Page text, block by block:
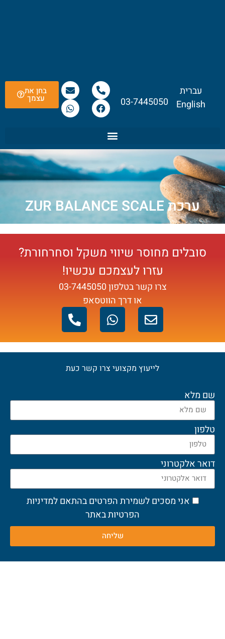
עברית
English
03-7445050
בחן את
עצמך
ערכת ZUR BALANCE SCALE
סובלים מחוסר שיווי משקל וסחרחורת?
עזרו לעצמכם עכשיו!
צרו קשר בטלפון03-7445050
או דרך הווטסאפ
לייעוץ מקצועי צרו קשר כעת
שם מלא
טלפון
דואר אלקטרוני
אני מסכים לשמירת הפרטים בהתאם למדיניות
הפרטיות באתר
שליחה